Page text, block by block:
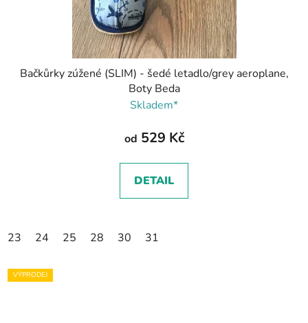
Bačkůrky zúžené (SLIM) - šedé letadlo/grey aeroplane,
Boty Beda
Skladem*
od 529 Kč
DETAIL
23 24 25 28 30 31
VÝPRODEJ